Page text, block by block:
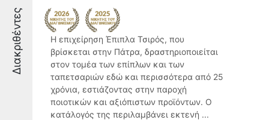
Διακριθέντες
Η επιχείρηση Έπιπλα Τσιρός, που
βρίσκεται στην Πάτρα, δραστηριοποιείται
στον τομέα των επίπλων και των
ταπετσαριών εδώ και περισσότερα από 25
χρόνια, εστιάζοντας στην παροχή
ποιοτικών και αξιόπιστων προϊόντων. Ο
κατάλογός της περιλαμβάνει εκτενή ...